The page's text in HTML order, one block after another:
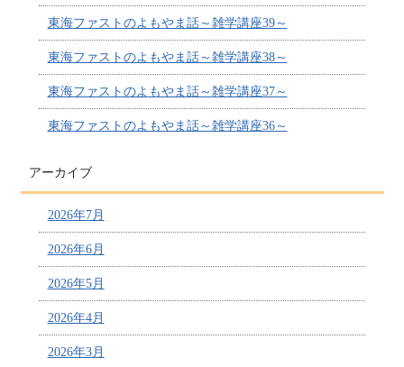
東海ファストのよもやま話～雑学講座39～
東海ファストのよもやま話～雑学講座38～
東海ファストのよもやま話～雑学講座37～
東海ファストのよもやま話～雑学講座36～
アーカイブ
2026年7月
2026年6月
2026年5月
2026年4月
2026年3月